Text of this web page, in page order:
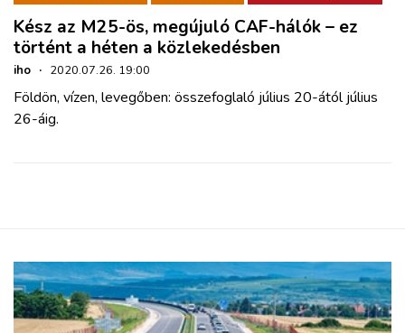
HAJÓZÁS
BLOG
ARCHÍVUM
REGISZTRÁCIÓ
Kész az M25-ös, megújuló CAF-hálók – ez
történt a héten a közlekedésben
iho · 2020.07.26. 19:00
Földön, vízen, levegőben: összefoglaló július 20-ától július
26-áig.